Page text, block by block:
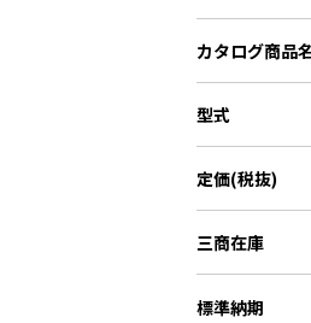
カタログ商品
型式
定価(税抜)
三商在庫
標準納期